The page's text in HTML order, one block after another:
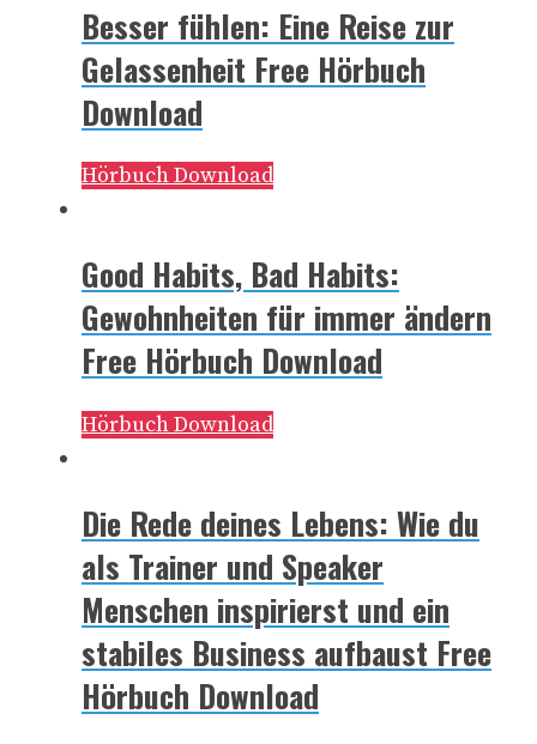
Besser fühlen: Eine Reise zur
Gelassenheit Free Hörbuch
Download
Hörbuch Download
Good Habits, Bad Habits:
Gewohnheiten für immer ändern
Free Hörbuch Download
Hörbuch Download
Die Rede deines Lebens: Wie du
als Trainer und Speaker
Menschen inspirierst und ein
stabiles Business aufbaust Free
Hörbuch Download